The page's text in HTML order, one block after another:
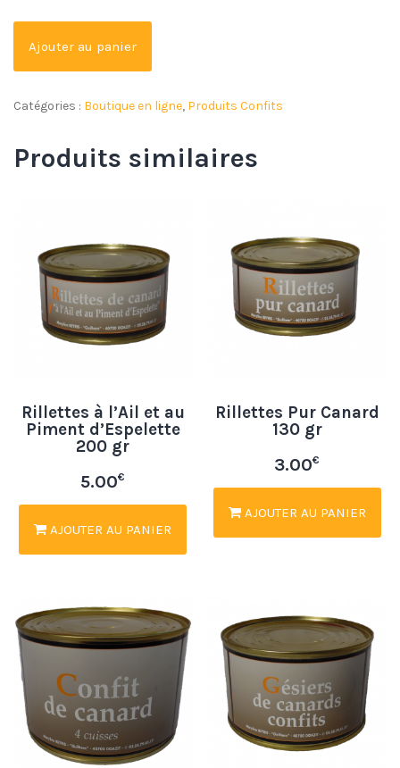
Ajouter au panier
Catégories : Boutique en ligne, Produits Confits
Produits similaires
Rillettes à l’Ail et au
Piment d’Espelette
200 gr
5.00€
AJOUTER AU PANIER
Rillettes Pur Canard
130 gr
3.00€
AJOUTER AU PANIER